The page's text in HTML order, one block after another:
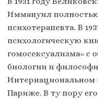
Иммануил
психотерапевта. В
психологическую
гомосексуализма» с
биологии и
Интернациональном
Париже. В ту пору